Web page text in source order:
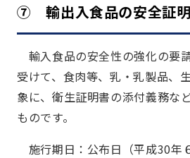
⑦ 輸出入食品の安全証
輸入食品の安全性の強化の要
受けて、食肉等、乳・乳製品、
象に、衛生証明書の添付義務な
ものです。
施行期日：公布日（平成30年